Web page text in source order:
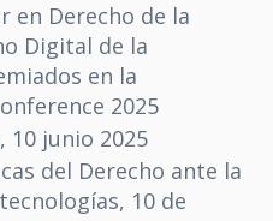
en Derecho de la
Digital de la
en la
2025
10 junio 2025
del Derecho ante la
10 de